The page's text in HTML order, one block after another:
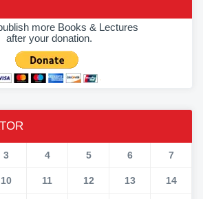
more Books & Lectures
after your donation.
3 4 5 6 7
10 11 12 13 14